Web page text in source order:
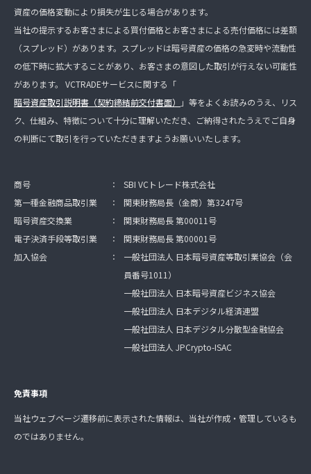
資産の価格変動により損失が生じる場合があります。
当社の提示するお客さまによる買付価格とお客さまによる売付価格には差額
（スプレッド）があります。スプレッドは暗号資産の価格の急変時や流動性
の低下時に拡大することがあり、お客さまの意図した取引が行えない可能性
があります。 VCTRADEサービスに関する「
暗号資産取引説明書（契約締結前交付書面）
」等をよくお読みのうえ、リス
ク、仕組み、特徴について十分に理解いただき、ご納得されたうえでご自身
の判断にて取引を行っていただきますようお願いいたします。
商号 ：
SBI VCトレード株式会社
第一種金融商品取引業
：
関東財務局長（金商）第3247号
暗号資産交換業
：
関東財務局長 第00011号
電子決済手段等取引業
：
関東財務局長 第00001号
加入協会
：
一般社団法人 日本暗号資産等取引業協会（会
員番号1011）
一般社団法人 日本暗号資産ビジネス協会
一般社団法人 日本デジタル経済連盟
一般社団法人 日本デジタル分散型金融協会
一般社団法人 JPCrypto-ISAC
免責事項
当社ウェブページ遷移前に表示された情報は、当社が作成・管理しているも
のではありません。